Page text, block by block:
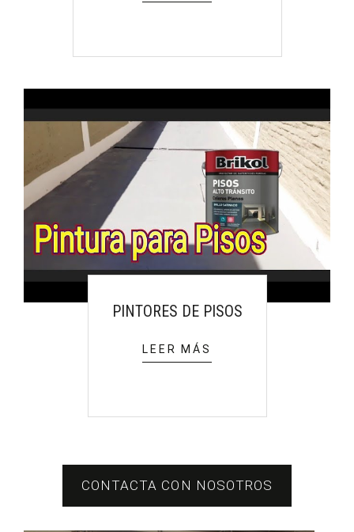
PINTORES DE PISOS
LEER MÁS
CONTACTA CON NOSOTROS